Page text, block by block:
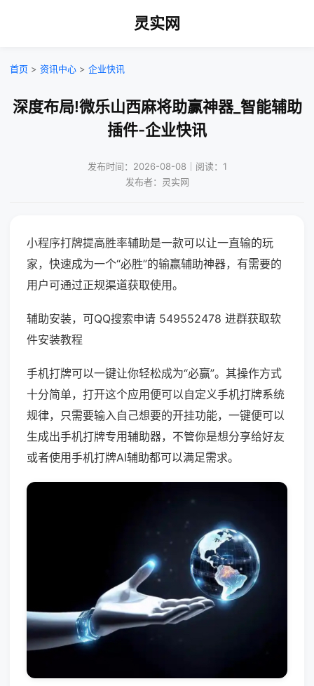
灵实网
首页 > 资讯中心 > 企业快讯
深度布局!微乐山西麻将助赢神器_智能辅助
插件-企业快讯
发布时间：2026-08-08｜阅读：1
发布者：灵实网
小程序打牌提高胜率辅助是一款可以让一直输的玩
家，快速成为一个“必胜”的输赢辅助神器，有需要的
用户可通过正规渠道获取使用。
辅助安装，可QQ搜索申请 549552478 进群获取软
件安装教程
手机打牌可以一键让你轻松成为“必赢”。其操作方式
十分简单，打开这个应用便可以自定义手机打牌系统
规律，只需要输入自己想要的开挂功能，一键便可以
生成出手机打牌专用辅助器，不管你是想分享给好友
或者使用手机打牌AI辅助都可以满足需求。